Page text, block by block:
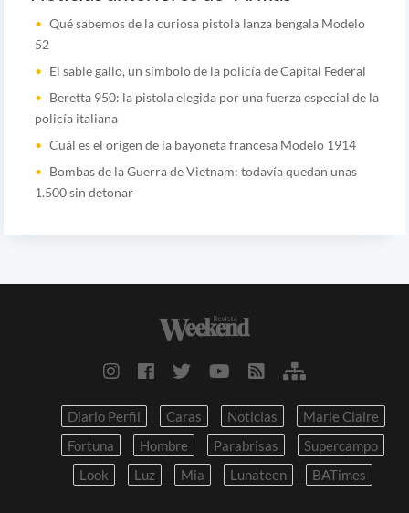
Qué sabemos de la curiosa pistola lanza bengala Modelo
52
El sable gallo, un símbolo de la policía de Capital Federal
Beretta 950: la pistola elegida por una fuerza especial de la
policía italiana
Cuál es el origen de la bayoneta francesa Modelo 1914
Bombas de la Guerra de Vietnam: todavía quedan unas
1.500 sin detonar
Diario Perfil Caras Noticias
Marie Claire
Fortuna
Hombre Parabrisas
Supercampo
Look
Luz Mia Lunateen BATimes